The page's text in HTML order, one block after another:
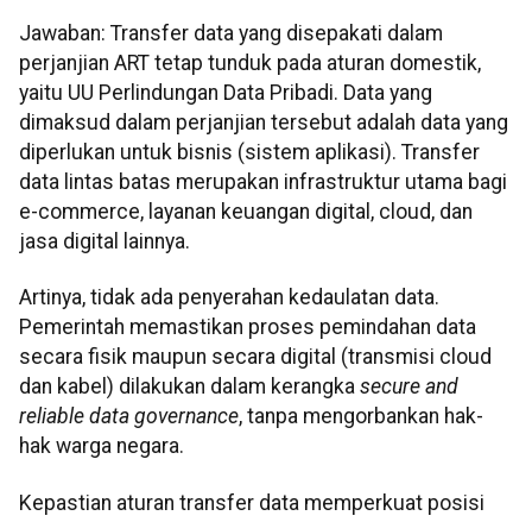
Jawaban: Transfer data yang disepakati dalam
perjanjian ART tetap tunduk pada aturan domestik,
yaitu UU Perlindungan Data Pribadi. Data yang
dimaksud dalam perjanjian tersebut adalah data yang
diperlukan untuk bisnis (sistem aplikasi). Transfer
data lintas batas merupakan infrastruktur utama bagi
e-commerce, layanan keuangan digital, cloud, dan
jasa digital lainnya.
Artinya, tidak ada penyerahan kedaulatan data.
Pemerintah memastikan proses pemindahan data
secara fisik maupun secara digital (transmisi cloud
dan kabel) dilakukan dalam kerangka secure and
reliable data governance, tanpa mengorbankan hak-
hak warga negara.
Kepastian aturan transfer data memperkuat posisi